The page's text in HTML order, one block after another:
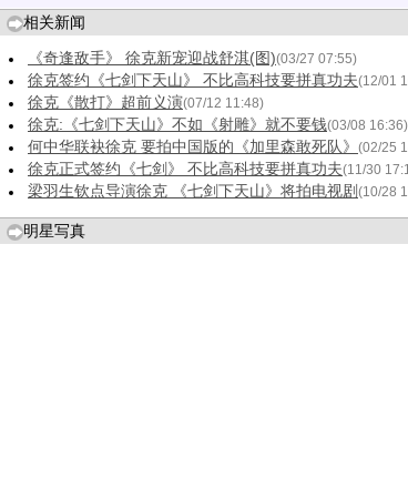
相关新闻
《奇逢敌手》 徐克新宠迎战舒淇(图)(03/27 07:55)
徐克签约《七剑下天山》 不比高科技要拼真功夫(12/01
徐克《散打》超前义演(07/12 11:48)
徐克:《七剑下天山》不如《射雕》就不要钱(03/08 16:36)
何中华联袂徐克 要拍中国版的《加里森敢死队》 (02/25
徐克正式签约《七剑》 不比高科技要拼真功夫(11/30
梁羽生钦点导演徐克 《七剑下天山》将拍电视剧 (10/28
明星写真